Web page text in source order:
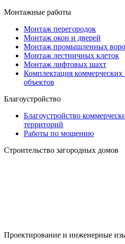
Монтажные работы
Монтаж перегородок
Монтаж окон и дверей
Монтаж промышленных
Монтаж лестничных клеток
Монтаж лифтовых шахт
Комплектация
объектов
Благоустройство
Благоустройство
территорий
Работы по мощению
Строительство загородных домов
Проектирование и инженерные